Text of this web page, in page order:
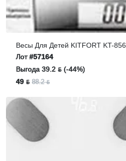
Весы Для Детей KITFORT KT-856
Лот#57164
Выгода 39.2 ƃ (-44%)
49 ƃ 88.2 ƃ